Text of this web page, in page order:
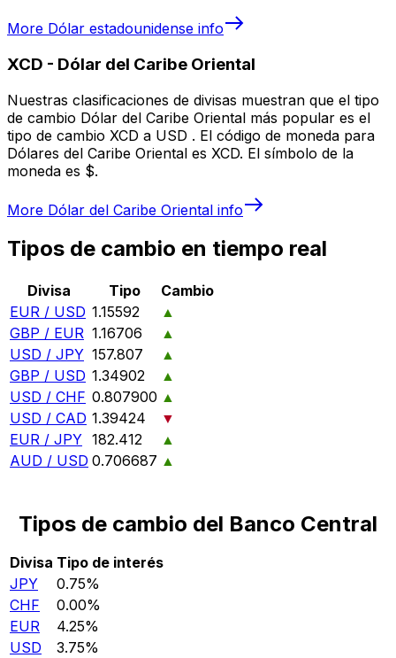
More Dólar estadounidense info
XCD - Dólar del Caribe Oriental
Nuestras clasificaciones de divisas muestran que el tipo
de cambio Dólar del Caribe Oriental más popular es el
tipo de cambio XCD a USD . El código de moneda para
Dólares del Caribe Oriental es XCD. El símbolo de la
moneda es $.
More Dólar del Caribe Oriental info
Tipos de cambio en tiempo real
Divisa Tipo
Cambio
EUR / USD 1.15592
▲
GBP / EUR 1.16706
▲
USD / JPY 157.807
▲
GBP / USD 1.34902
▲
USD / CHF 0.807900 ▲
USD / CAD 1.39424
▼
EUR / JPY 182.412
▲
AUD / USD 0.706687 ▲
Tipos de cambio del Banco Central
Divisa Tipo de interés
JPY
0.75%
CHF
0.00%
EUR
4.25%
USD
3.75%